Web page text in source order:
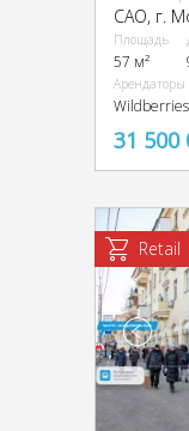
CАО, г.
Площадь
57 м²
Арендаторы
31 500
Retail